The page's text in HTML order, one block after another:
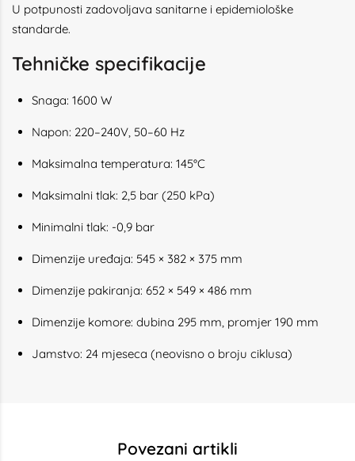
U potpunosti zadovoljava sanitarne i epidemiološke
standarde.
Tehničke specifikacije
Snaga: 1600 W
Napon: 220–240V, 50–60 Hz
Maksimalna temperatura: 145°C
Maksimalni tlak: 2,5 bar (250 kPa)
Minimalni tlak: -0,9 bar
Dimenzije uređaja: 545 × 382 × 375 mm
Dimenzije pakiranja: 652 × 549 × 486 mm
Dimenzije komore: dubina 295 mm, promjer 190 mm
Jamstvo: 24 mjeseca (neovisno o broju ciklusa)
Povezani artikli